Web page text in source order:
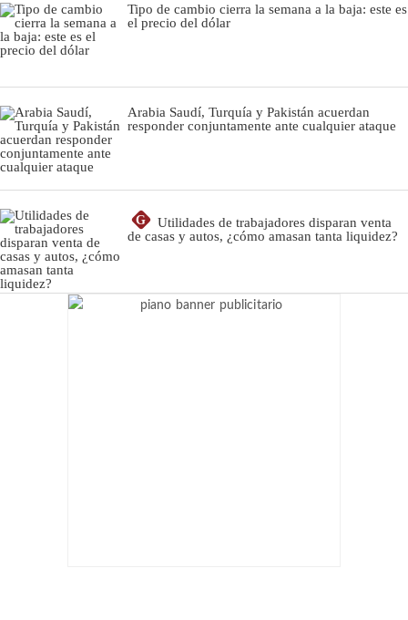
Tipo de cambio cierra la semana a la baja: este es
el precio del dólar
Arabia Saudí, Turquía y Pakistán acuerdan
responder conjuntamente ante cualquier ataque
G
Utilidades de trabajadores disparan venta
de casas y autos, ¿cómo amasan tanta liquidez?